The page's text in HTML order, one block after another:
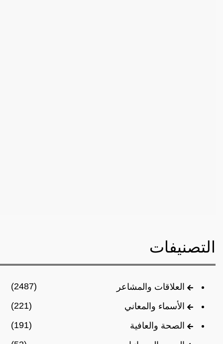
التصنيفات
العلاقات والمشاعر
(2487)
الأسماء والمعاني
(221)
الصحة والعافية
(191)